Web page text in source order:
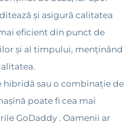
și asigură calitatea
eficient din punct de
și al timpului, menținând
hibridă sau o combinație de
poate fi cea mai
GoDaddy . Oamenii ar